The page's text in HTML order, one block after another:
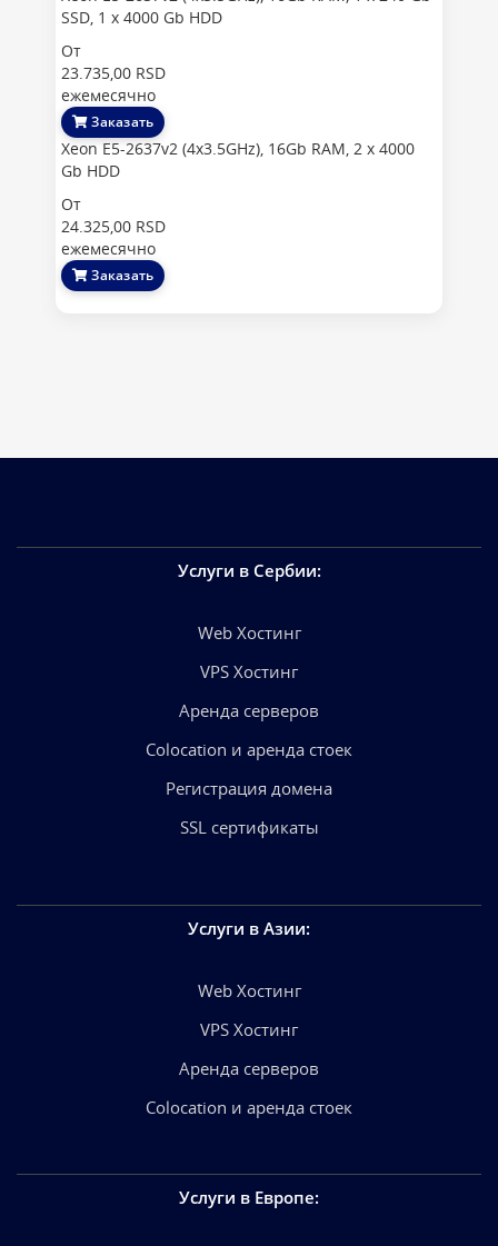
SSD, 1 x 4000 Gb HDD
От
23.735,00 RSD
ежемесячно
Заказать
Xeon E5-2637v2 (4x3.5GHz), 16Gb RAM, 2 x 4000
Gb HDD
От
24.325,00 RSD
ежемесячно
Заказать
Услуги в Сербии:
Web Хостинг
VPS Хостинг
Аренда серверов
Colocation и аренда стоек
Регистрация домена
SSL сертификаты
Услуги в Азии:
Web Хостинг
VPS Хостинг
Аренда серверов
Colocation и аренда стоек
Услуги в Европе: